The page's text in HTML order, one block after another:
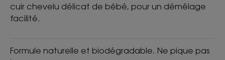
cuir chevelu délicat de bébé, pour un démêlage
facilité.
Formule naturelle et biodégradable. Ne pique pas